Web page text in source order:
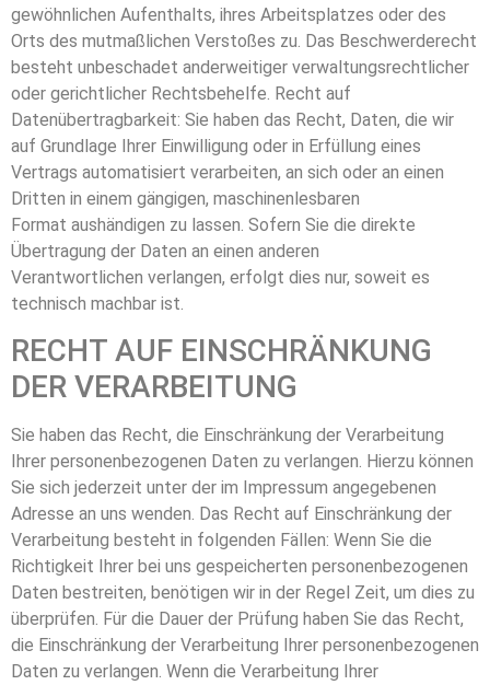
gewöhnlichen Aufenthalts, ihres Arbeitsplatzes oder des
Orts des mutmaßlichen Verstoßes zu. Das Beschwerderecht
besteht unbeschadet anderweitiger verwaltungsrechtlicher
oder gerichtlicher Rechtsbehelfe. Recht auf
Datenübertragbarkeit: Sie haben das Recht, Daten, die wir
auf Grundlage Ihrer Einwilligung oder in Erfüllung eines
Vertrags automatisiert verarbeiten, an sich oder an einen
Dritten in einem gängigen, maschinenlesbaren
Format aushändigen zu lassen. Sofern Sie die direkte
Übertragung der Daten an einen anderen
Verantwortlichen verlangen, erfolgt dies nur, soweit es
technisch machbar ist.
RECHT AUF EINSCHRÄNKUNG
DER VERARBEITUNG
Sie haben das Recht, die Einschränkung der Verarbeitung
Ihrer personenbezogenen Daten zu verlangen. Hierzu können
Sie sich jederzeit unter der im Impressum angegebenen
Adresse an uns wenden. Das Recht auf Einschränkung der
Verarbeitung besteht in folgenden Fällen: Wenn Sie die
Richtigkeit Ihrer bei uns gespeicherten personenbezogenen
Daten bestreiten, benötigen wir in der Regel Zeit, um dies zu
überprüfen. Für die Dauer der Prüfung haben Sie das Recht,
die Einschränkung der Verarbeitung Ihrer personenbezogenen
Daten zu verlangen. Wenn die Verarbeitung Ihrer